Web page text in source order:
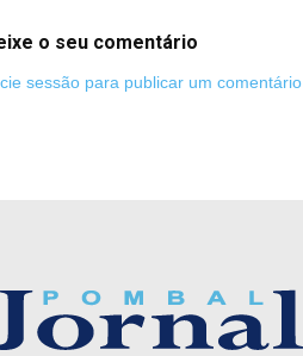
o seu comentário
sessão para publicar um comentário